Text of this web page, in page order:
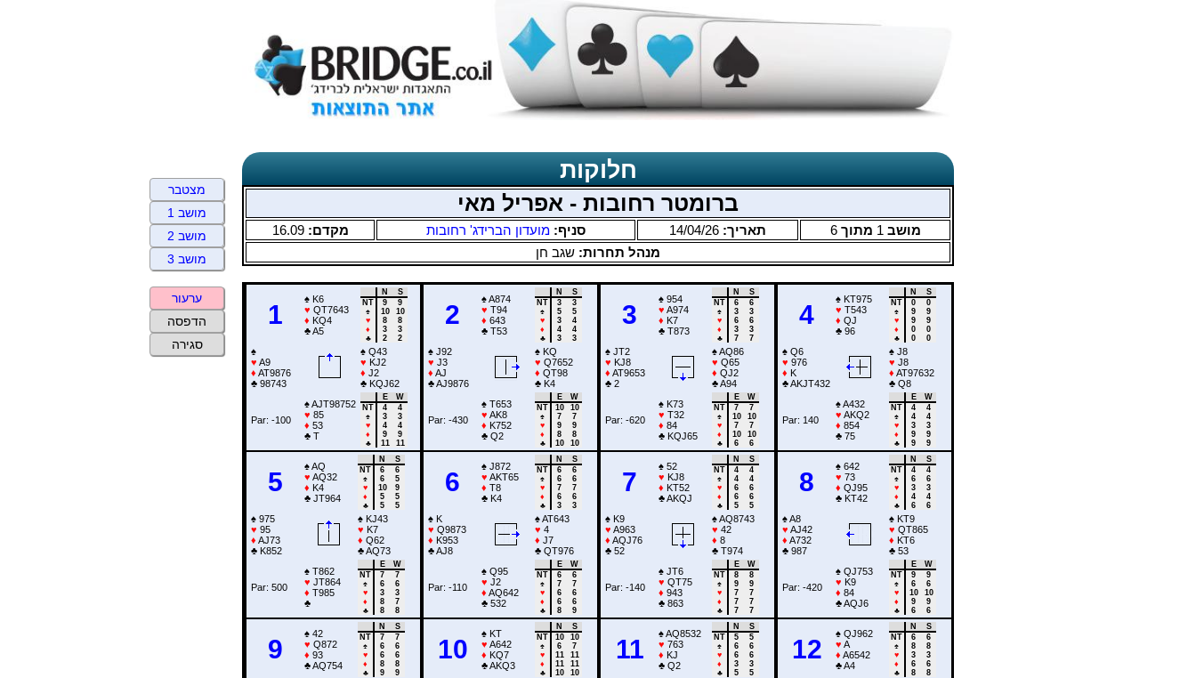
חלוקות
ברומטר רחובות - אפריל מאי
מושב 1 מתוך6 תאריך: 14/04/26 סניף: מועדון הברידג' רחובות מקדם:16.09
מנהל תחרות: שגב חן
1
♠ K6
♥ QT7643
♦ KQ4
♣A5
N
S
NT
9
9
♠
10
10
♥
8
8
♦
3
3
♣
2 2
♠
♥ A9
♦ AT9876
♣ 98743
♠ Q43
♥ KJ2
♦ J2
♣ KQJ62
Par: -100
♠AJT98752
♥ 85
♦ 53
♣ T
E
W
NT
4
4
♠
3
3
♥
4
4
♦
9
9
♣
11 11
2
♠A874
♥ T94
♦ 643
♣ T53
N
S
NT
3
3
♠
5
5
♥
3
4
♦
4
4
♣
3 3
♠ J92
♥ J3
♦ AJ
♣AJ9876
♠ KQ
♥ Q7652
♦ QT98
♣ K4
Par: -430
♠ T653
♥ AK8
♦ K752
♣ Q2
E
W
NT
10
10
♠
7
7
♥
9
9
♦
8
8
♣
10 10
3
♠ 954
♥ A974
♦ K7
♣ T873
N
S
NT
6
6
♠
3
3
♥
6
6
♦
3
3
♣
7 7
♠ JT2
♥ KJ8
♦ AT9653
♣ 2
♠AQ86
♥ Q65
♦ QJ2
♣A94
Par: -620
♠ K73
♥ T32
♦ 84
♣ KQJ65
E
W
NT
7
7
♠
10
10
♥
7
7
♦
10
10
♣
6 6
4
♠ KT975
♥ T543
♦ QJ
♣ 96
N
S
NT
0
0
♠
9
9
♥
9
9
♦
0
0
♣
0 0
♠ Q6
♥ 976
♦ K
♣AKJT432
♠ J8
♥ J8
♦ AT97632
♣ Q8
Par: 140
♠A432
♥ AKQ2
♦ 854
♣ 75
E
W
NT
4
4
♠
4
4
♥
3
3
♦
9
9
♣
9 9
5
♠AQ
♥ AQ32
♦ K4
♣ JT964
N
S
NT
6
6
♠
6
5
♥
10
9
♦
5
5
♣
5 5
♠ 975
♥ 95
♦ AJ73
♣ K852
♠ KJ43
♥ K7
♦ Q62
♣AQ73
Par: 500
♠ T862
♥ JT864
♦ T985
♣
E
W
NT
7
7
♠
6
6
♥
3
3
♦
8
7
♣
8 8
6
♠ J872
♥ AKT65
♦ T8
♣ K4
N
S
NT
6
6
♠
6
6
♥
7
7
♦
6
6
♣
3 3
♠ K
♥ Q9873
♦ K953
♣AJ8
♠AT643
♥ 4
♦ J7
♣ QT976
Par: -110
♠ Q95
♥ J2
♦ AQ642
♣ 532
E
W
NT
6
6
♠
7
7
♥
6
6
♦
6
6
♣
8 9
7
♠ 52
♥ KJ8
♦ KT52
♣AKQJ
N
S
NT
4
4
♠
4
4
♥
6
6
♦
6
6
♣
5 5
♠ K9
♥ A963
♦ AQJ76
♣ 52
♠AQ8743
♥ 42
♦ 8
♣ T974
Par: -140
♠ JT6
♥ QT75
♦ 943
♣ 863
E
W
NT
8
8
♠
9
9
♥
7
7
♦
7
7
♣
7 7
8
♠ 642
♥ 73
♦ QJ95
♣ KT42
N
S
NT
4
4
♠
6
6
♥
3
3
♦
4
4
♣
6 6
♠A8
♥ AJ42
♦ A732
♣ 987
♠ KT9
♥ QT865
♦ KT6
♣ 53
Par: -420
♠ QJ753
♥ K9
♦ 84
♣AQJ6
E
W
NT
9
9
♠
6
6
♥
10
10
♦
9
9
♣
6 6
9
♠ 42
♥ Q872
♦ 93
♣AQ754
N
S
NT
7
7
♠
6
6
♥
6
6
♦
8
8
♣
9 9
10
♠ KT
♥ A642
♦ KQ7
♣AKQ3
N
S
NT
10
10
♠
6
7
♥
11
11
♦
11
11
♣
10 10
11
♠AQ8532
♥ 763
♦ KJ
♣ Q2
N
S
NT
5
5
♠
6
6
♥
6
6
♦
3
3
♣
5 5
12
♠ QJ962
♥ A
♦ A6542
♣A4
N
S
NT
6
6
♠
8
8
♥
3
3
♦
6
6
♣
8 8
מצטבר
מושב 1
מושב 2
מושב 3
ערעור
הדפסה
סגירה